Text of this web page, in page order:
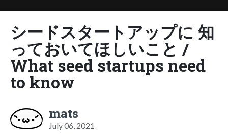
シードスタートアップに 知
っておいてほしいこと /
What seed startups need
to know
mats
July 06, 2021